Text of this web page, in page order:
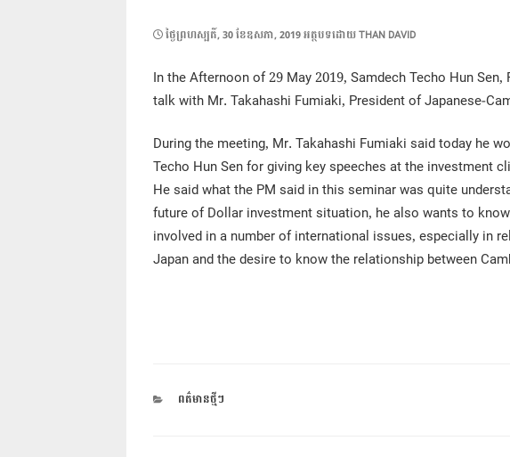
POSTED
ថ្ងៃ​ព្រហស្បតិ៍, 30 ខែ​ឧសភា, 2019អត្ថបទដោយTHAN DAVID
In the Afternoon of 29 May 2019, Samdech Techo Hun
talk with Mr. Takahashi Fumiaki, President of Japanese-
During the meeting, Mr. Takahashi Fumiaki said today he
Techo Hun Sen for giving key speeches at the investment
He said what the PM said in this seminar was quite
future of Dollar investment situation, he also wants to
involved in a number of international issues, especially in
Japan and the desire to know the relationship between
CATEGORIES
ពត៌មានថ្មីៗ